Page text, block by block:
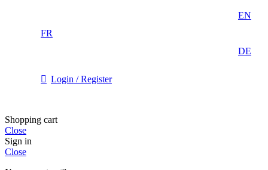
FR
EN
DE
Login / Register
Shopping cart
Close
Sign in
Close